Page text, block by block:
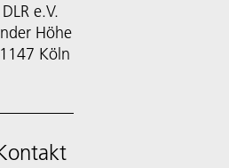
DLR e.V.
Höhe
Köln